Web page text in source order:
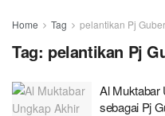
Home Tag pelantikan Pj
Tag: pelantikan Pj
Al Muktabar
sebagai Pj